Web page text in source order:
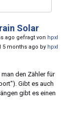
Solar
ago gefragt von hpxl
5 months ago by hpxl
den Zähler für
Gibt es auch
gibt es einen